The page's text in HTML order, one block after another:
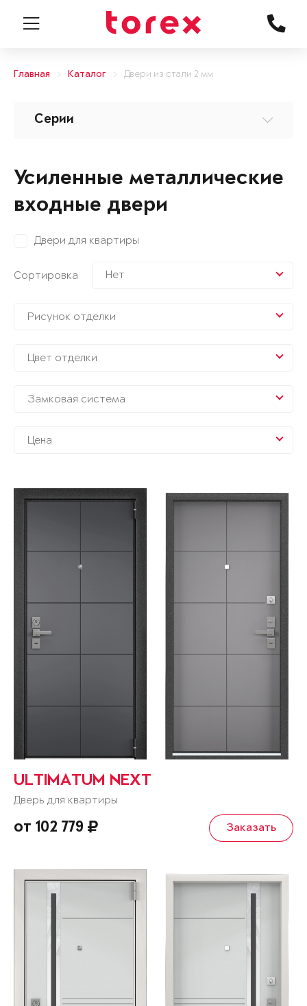
Главная Каталог Двери из стали 2 мм
Серии
Усиленные металлические
входные двери
Двери для квартиры
Сортировка Нет
Рисунок отделки
Цвет отделки
Замковая система
Цена
ULTIMATUM NEXT
Дверь для квартиры
от 102 779 Заказать